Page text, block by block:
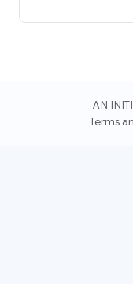
AN
Terms